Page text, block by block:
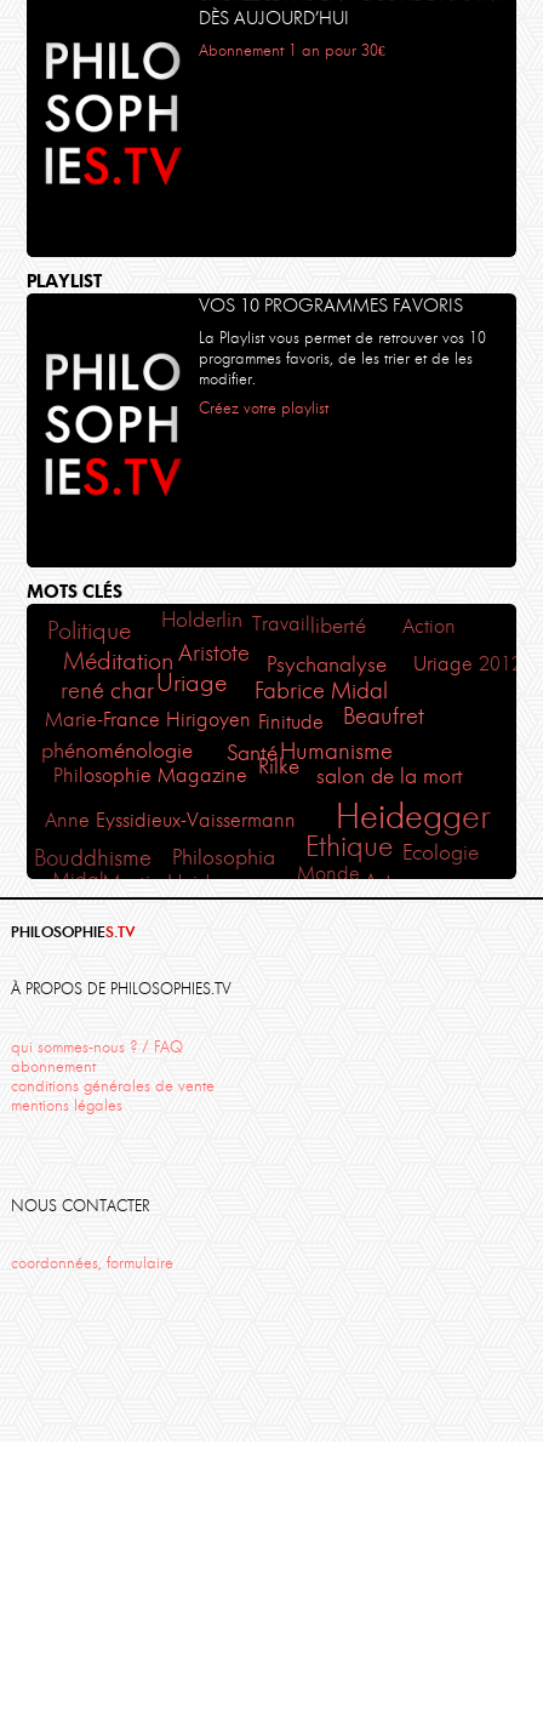
DÈS AUJOURD’HUI
Abonnement 1 an pour 30€
PLAYLIST
VOS 10 PROGRAMMES FAVORIS
La Playlist vous permet de retrouver vos 10
programmes favoris, de les trier et de les
modifier.
Créez votre playlist
MOTS CLÉS
Politique Holderlin Travailliberté Action
MéditationAristote Psychanalyse Uriage 2012
rené charUriage Fabrice Midal
Marie-France Hirigoyen Finitude Beaufret
phénoménologie SantéHumanisme
Philosophie Magazine Rilke salon de la mort
Anne Eyssidieux-Vaissermann
Heidegger
Bouddhisme Philosophia Ethique Ecologie
MidalMartin Heidegger MondeArt
France-lanord
St Emilion
Danielle Moyse
FedierSophocleThierry Ménissier
PHILOSOPHIES.TV
À PROPOS DE PHILOSOPHIES.TV
qui sommes-nous ? / FAQ
abonnement
conditions générales de vente
mentions légales
NOUS CONTACTER
coordonnées, formulaire